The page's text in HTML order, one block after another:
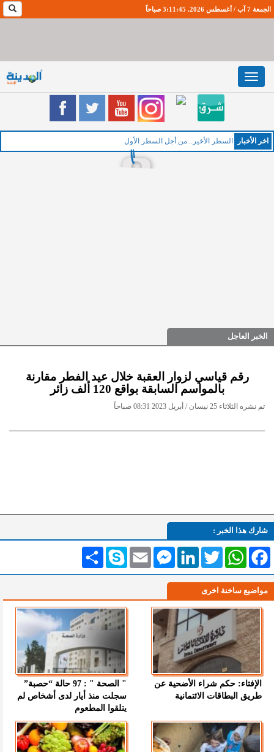
الجمعة 7 آب / أغسطس 2026. 3:11:45 صباحاً
Toggle
navigation
اخر اﻷخبار السطر الأخير...من أجل السطر الأول
الخبر العاجل
رقم قياسي لزوار العقبة خلال عيد الفطر مقارنة
بالمواسم السابقة بواقع 120 ألف زائر
تم نشره الثلاثاء 25 نيسان / أبريل 2023 08:31 صباحاً
شارك هذا الخبر :
انشر Skype Email
MessengerLinkedInTwitterWhatsAppFacebook
مواضيع ساخنة اخرى
الإفتاء: حكم شراء الأضحية عن
طريق البطاقات الائتمانية
" الصحة " : 97 حالة “حصبة”
سجلت منذ أيار لدى أشخاص لم
يتلقوا المطعوم